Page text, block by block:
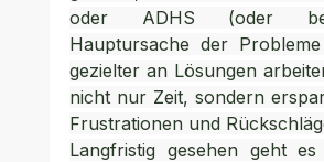
oder ADHS (oder
Hauptursache der
gezielter an Lösungen
nicht nur Zeit, sondern
Frustrationen und
Langfristig gesehen geht